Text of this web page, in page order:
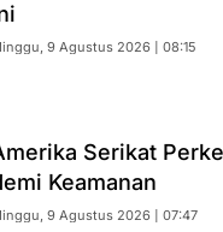
9 Agustus 2026 | 08:15
Serikat
Keamanan
9 Agustus 2026 | 07:47